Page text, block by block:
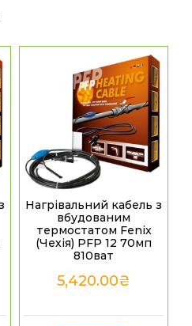
Нагрівальний кабель з
вбудованим
термостатом Fenix
(Чехія) PFP 12 70мп
810ват
5,420.00₴